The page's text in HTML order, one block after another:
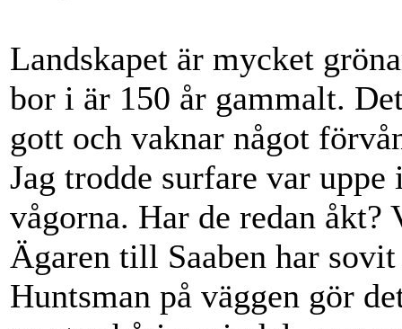
Landskapet är mycket
bor i är 150 år gammalt.
gott och vaknar något
Jag trodde surfare var
vågorna. Har de redan
Ägaren till Saaben har
Huntsman på väggen gör